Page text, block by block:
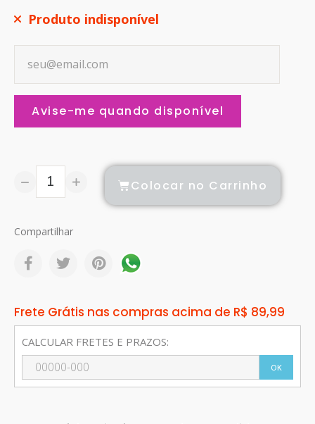
Produto indisponível
Avise-me quando disponível
Colocar no Carrinho
Compartilhar
Frete Grátis nas compras acima de R$ 89,99
CALCULAR FRETES E PRAZOS:
OK